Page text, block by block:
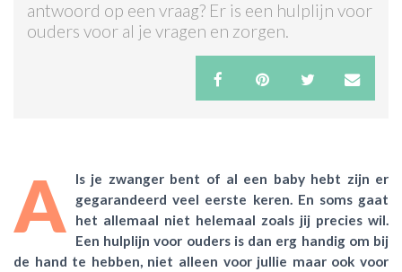
antwoord op een vraag? Er is een hulplijn voor
ouders voor al je vragen en zorgen.
A
ls je zwanger bent of al een baby hebt zijn er
gegarandeerd veel eerste keren. En soms gaat
het allemaal niet helemaal zoals jij precies wil.
Een hulplijn voor ouders is dan erg handig om bij
de hand te hebben, niet alleen voor jullie maar ook voor